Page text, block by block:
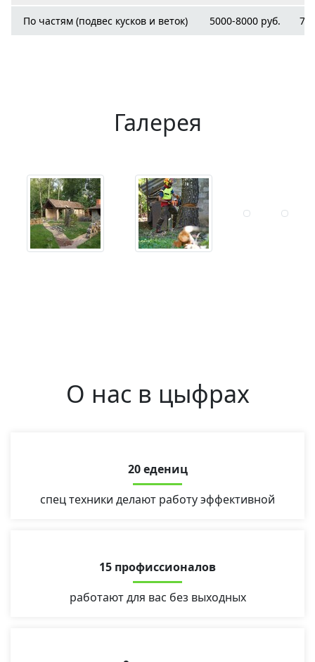
По частям (подвес кусков и веток) 5000-8000 руб.
Галерея
О нас в цыфрах
20 едениц
спец техники делают работу эффективной
15 профиссионалов
работают для вас без выходных